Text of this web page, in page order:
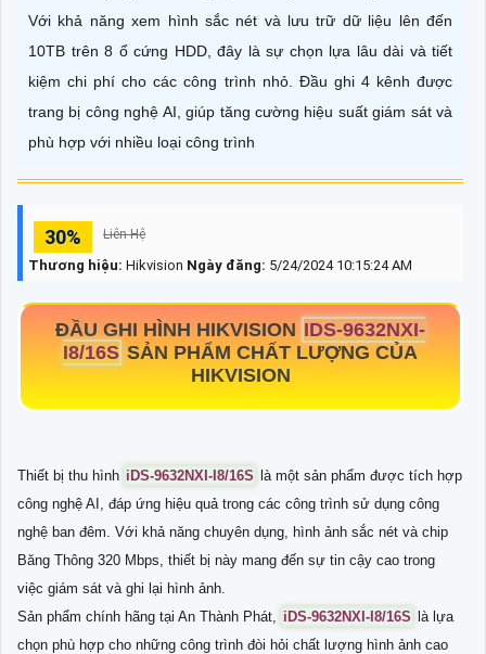
Với khả năng xem hình sắc nét và lưu trữ dữ liệu lên đến
10TB trên 8 ổ cứng HDD, đây là sự chọn lựa lâu dài và tiết
kiệm chi phí cho các công trình nhỏ. Đầu ghi 4 kênh được
trang bị công nghệ AI, giúp tăng cường hiệu suất giám sát và
phù hợp với nhiều loại công trình
30% Liên Hệ
Thương hiệu: Hikvision Ngày đăng: 5/24/2024 10:15:24 AM
ĐẦU GHI HÌNH HIKVISION IDS-9632NXI-
I8/16S SẢN PHẨM CHẤT LƯỢNG CỦA
HIKVISION
Thiết bị thu hình iDS-9632NXI-I8/16S là một sản phẩm được tích hợp
công nghệ AI, đáp ứng hiệu quả trong các công trình sử dụng công
nghệ ban đêm. Với khả năng chuyên dụng, hình ảnh sắc nét và chip
Băng Thông 320 Mbps, thiết bị này mang đến sự tin cậy cao trong
việc giám sát và ghi lại hình ảnh.
Sản phẩm chính hãng tại An Thành Phát,
iDS-9632NXI-I8/16S là lựa
chọn phù hợp cho những công trình đòi hỏi chất lượng hình ảnh cao